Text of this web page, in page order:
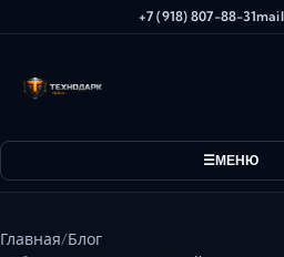
+7 (918) 807-88-31
МЕНЮ
Главная Блог